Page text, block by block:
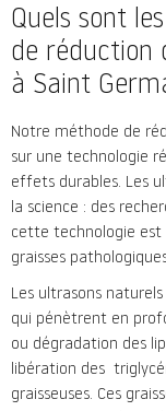
Quels sont
de réduction
à Saint
Notre méthode de
sur une technologie
effets durables. Les
la science : des
cette technologie
graisses
Les ultrasons
qui pénètrent en
ou dégradation des
libération des
graisseuses. Ces